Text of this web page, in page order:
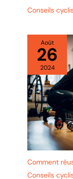
Conseils
Août
26
2024
Comment
Conseils